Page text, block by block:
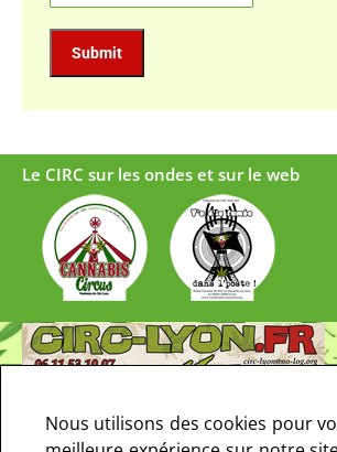
Le CIRC sur les ondes et sur le web
Nous utilisons des cookies pour